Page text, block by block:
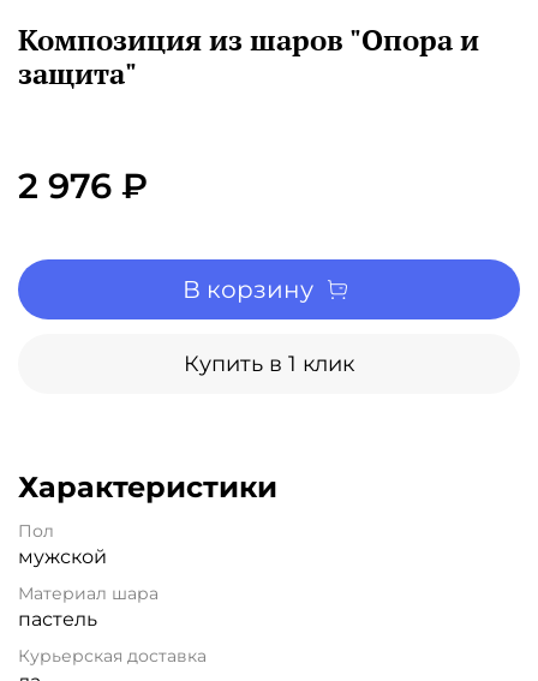
Композиция из шаров "Опора и
защита"
2 976 ₽
В корзину
Купить в 1 клик
Характеристики
Пол
мужской
Материал шара
пастель
Курьерская доставка